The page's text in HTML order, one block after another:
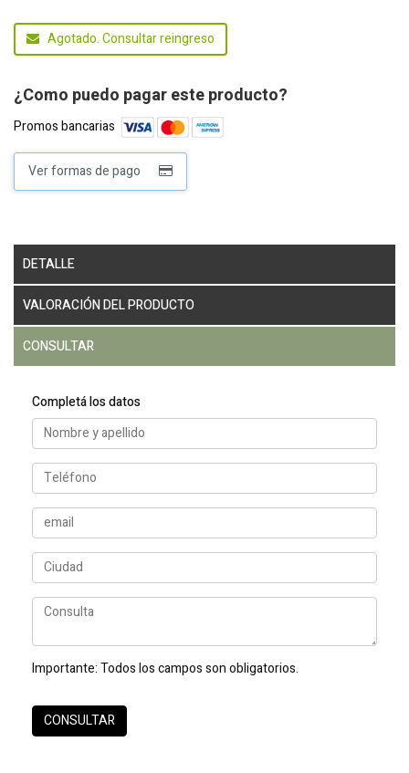
Agotado. Consultar reingreso
¿Como puedo pagar este producto?
Promos bancarias
Ver formas de pago
DETALLE
VALORACIÓN DEL PRODUCTO
CONSULTAR
Completá los datos
Importante:Todos los campos son obligatorios.